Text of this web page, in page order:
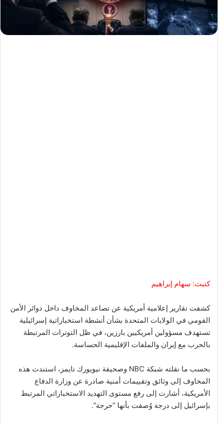
كتبت: سهام إبراهيم
كشفت تقارير إعلامية أمريكية عن تصاعد المخاوف داخل دوائر الأمن
القومي في الولايات المتحدة بشأن أنشطة استخباراتية إسرائيلية
تستهدف مسؤولين أمريكيين بارزين، في ظل التوترات المرتبطة
بالحرب مع إيران والملفات الإقليمية الحساسة.
بحسب ما نقلته شبكة NBC وصحيفة نيويورك تايمز، استندت هذه
المخاوف إلى وثائق وتقييمات أمنية صادرة عن وزارة الدفاع
الأمريكية، أشارت إلى رفع مستوى التهديد الاستخباراتي المرتبط
بإسرائيل إلى درجة وُصفت بأنها “حرجة”.